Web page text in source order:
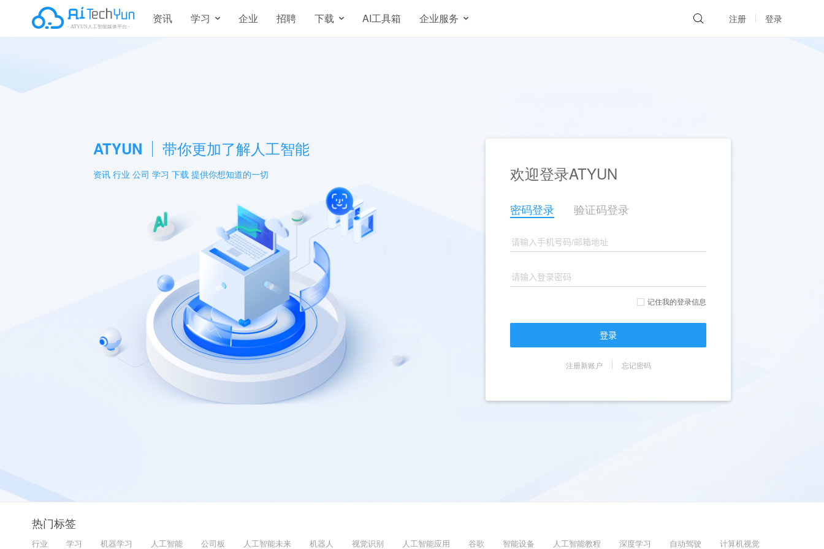
资讯 学习 企业 招聘 下载 AI工具箱 企业服务 注册 登录
ATYUN 带你更加了解人工智能
资讯 行业 公司 学习 下载 提供你想知道的一切 欢迎登录ATYUN
密码登录 验证码登录
记住我的登录信息
登录
注册新账户 忘记密码
热门标签
行业 学习 机器学习 人工智能 公司板 人工智能未来 机器人 视觉识别 人工智能应用 谷歌 智能设备 人工智能教程 深度学习 自动驾驶 计算机视觉